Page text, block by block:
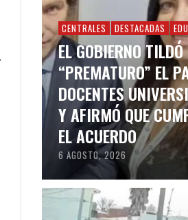
CENTRALES DESTACADAS
EL GOBIERNO TILDÓ
“PREMATURO” EL
DOCENTES
Y AFIRMÓ QUE
EL ACUERDO
6 AGOSTO, 2026